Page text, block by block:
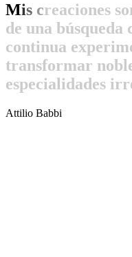
Mis creaciones so
de una búsqueda
continua experim
transformar nobl
especialidades irr
Attilio Babbi